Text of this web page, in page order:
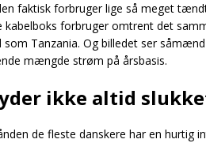
faktisk forbruger lige så meget
kabelboks forbruger omtrent det
Tanzania. Og billedet ser
mængde strøm på årsbasis.
ikke altid
de fleste danskere har en hurtig